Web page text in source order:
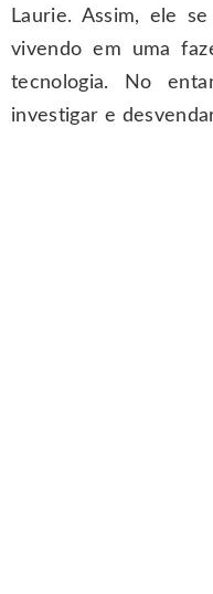
Laurie. Assim, ele
vivendo em uma
tecnologia. No
investigar e